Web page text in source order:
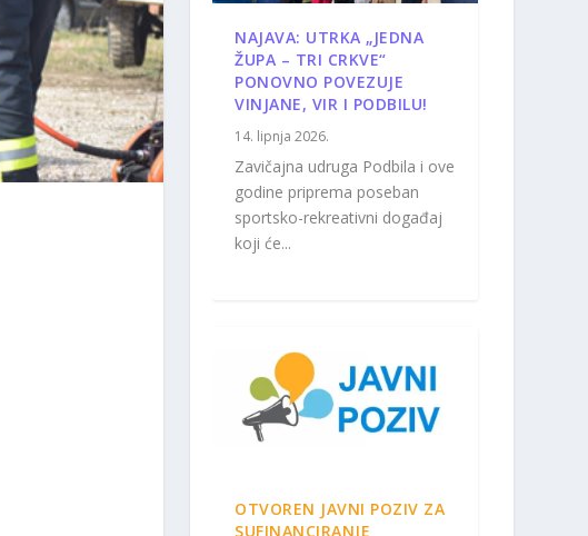
NAJAVA: UTRKA „JEDNA
ŽUPA – TRI CRKVE“
PONOVNO POVEZUJE
VINJANE, VIR I PODBILU!
14. lipnja 2026.
Zavičajna udruga Podbila i ove
godine priprema poseban
sportsko-rekreativni događaj
koji će...
OTVOREN JAVNI POZIV ZA
SUFINANCIRANJE